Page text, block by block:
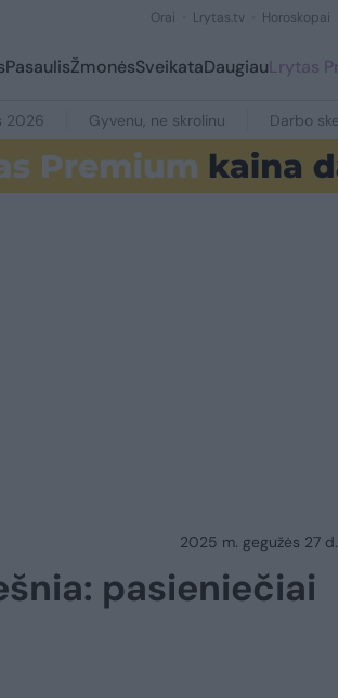
Orai Lrytas.tv Horoskopai
PasaulisŽmonėsSveikataDaugiauLrytas
2026 Gyvenu, ne skrolinu Darbo
2025 m. gegužės 27
pasieniečiai